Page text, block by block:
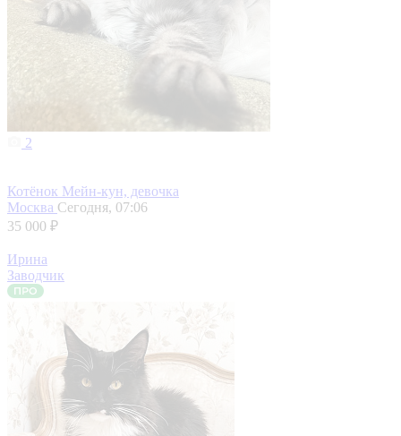
2
Котёнок Мейн-кун, девочка
Москва Сегодня, 07:06
35 000 ₽
Ирина
Заводчик